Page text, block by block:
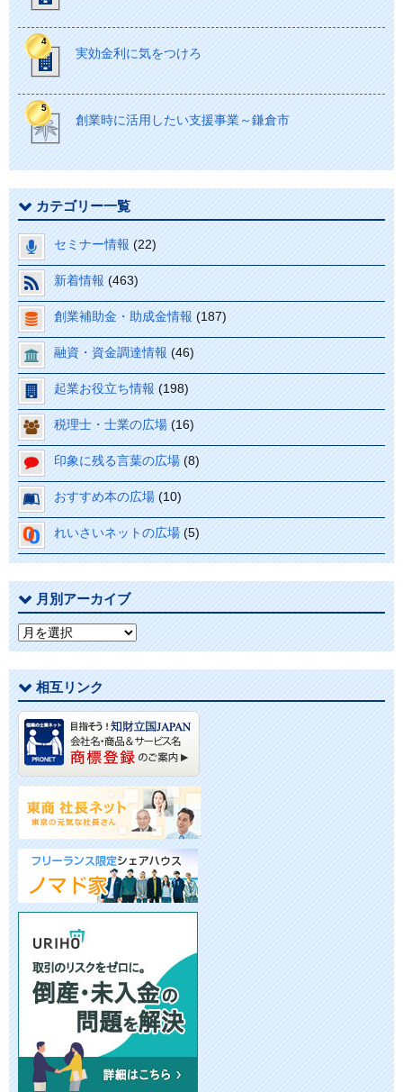
実効金利に気をつけろ
創業時に活用したい支援事業～鎌倉市
カテゴリー一覧
セミナー情報 (22)
新着情報 (463)
創業補助金・助成金情報 (187)
融資・資金調達情報 (46)
起業お役立ち情報 (198)
税理士・士業の広場 (16)
印象に残る言葉の広場 (8)
おすすめ本の広場 (10)
れいさいネットの広場 (5)
月別アーカイブ
月
別
ア
ー
カ
イ
ブ
相互リンク